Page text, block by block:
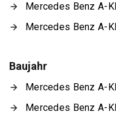
Mercedes Benz A-
Mercedes Benz A-
Baujahr
Mercedes Benz A-
Mercedes Benz A-